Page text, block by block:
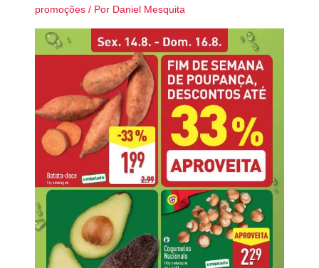
promoções/ Por Daniel Mesquita